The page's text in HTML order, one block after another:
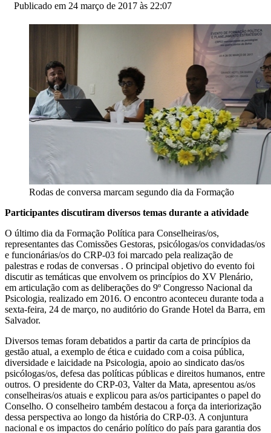
Publicado em 24 março de 2017 às 22:07
Rodas de conversa marcam segundo dia da Formação
Participantes discutiram diversos temas durante a atividade
O último dia da Formação Política para Conselheiras/os,
representantes das Comissões Gestoras, psicólogas/os convidadas/os
e funcionárias/os do CRP-03 foi marcado pela realização de
palestras e rodas de conversas . O principal objetivo do evento foi
discutir as temáticas que envolvem os princípios do XV Plenário,
em articulação com as deliberações do 9º Congresso Nacional da
Psicologia, realizado em 2016. O encontro aconteceu durante toda a
sexta-feira, 24 de março, no auditório do Grande Hotel da Barra, em
Salvador.
Diversos temas foram debatidos a partir da carta de princípios da
gestão atual, a exemplo de ética e cuidado com a coisa pública,
diversidade e laicidade na Psicologia, apoio ao sindicato das/os
psicólogas/os, defesa das políticas públicas e direitos humanos, entre
outros. O presidente do CRP-03, Valter da Mata, apresentou as/os
conselheiras/os atuais e explicou para as/os participantes o papel do
Conselho. O conselheiro também destacou a força da interiorização
dessa perspectiva ao longo da história do CRP-03. A conjuntura
nacional e os impactos do cenário político do país para garantia dos